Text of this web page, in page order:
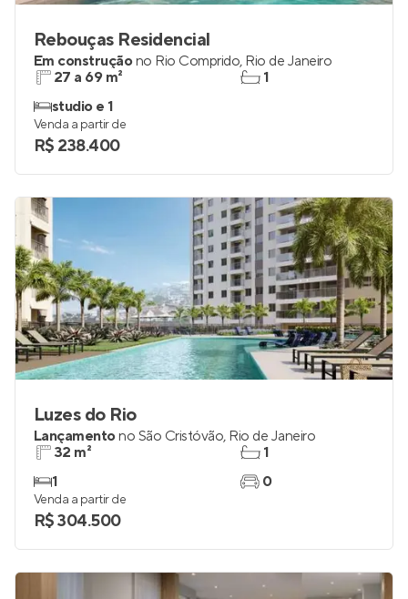
Rebouças Residencial
Em construçãono Rio Comprido, Rio de Janeiro
27 a 69 m²
studio e 1
1
Venda a partir de
R$ 238.400
Luzes do Rio
Lançamentono São Cristóvão, Rio de Janeiro
32 m²
1
1
0
Venda a partir de
R$ 304.500